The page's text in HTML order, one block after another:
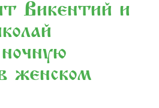
Викентий и
женском